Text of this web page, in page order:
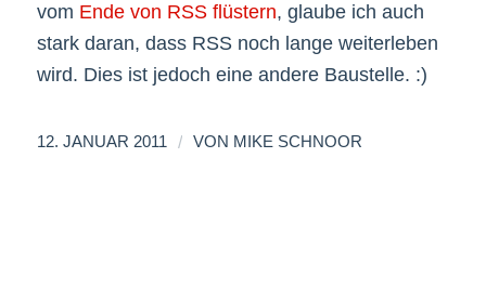
vom Ende von RSS flüstern, glaube ich auch
stark daran, dass RSS noch lange weiterleben
wird. Dies ist jedoch eine andere Baustelle. :)
12. JANUAR 2011 / VON MIKE SCHNOOR